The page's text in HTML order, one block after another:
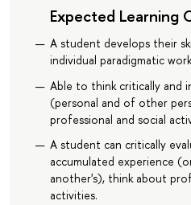
Expected Learning
A student develops their
individual paradigmatic
Able to think critically and
(personal and of other
professional and social
A student can critically
accumulated experience
another's), think about
activities.